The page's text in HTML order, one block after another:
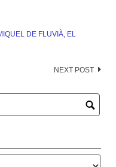
DE FLUVIÀ, EL
NEXT POST